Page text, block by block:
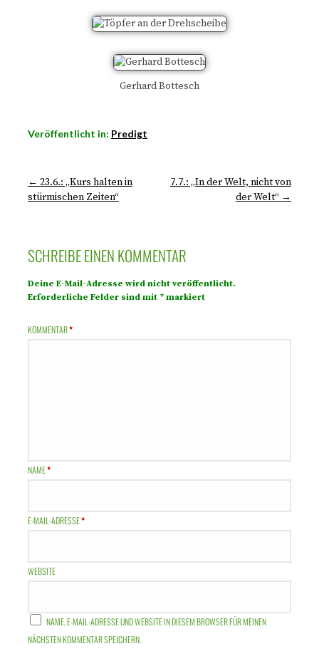
Gerhard Bottesch
Veröffentlicht in: Predigt
← 23.6.: „Kurs halten in
stürmischen Zeiten“
7.7.: „In der Welt, nicht von
der Welt“ →
SCHREIBE EINEN KOMMENTAR
Deine E-Mail-Adresse wird nicht veröffentlicht.
Erforderliche Felder sind mit * markiert
KOMMENTAR*
NAME*
E-MAIL-ADRESSE*
WEBSITE
NAME, E-MAIL-ADRESSE UND WEBSITE IN DIESEM BROWSER FÜR MEINEN
NÄCHSTEN KOMMENTAR SPEICHERN.